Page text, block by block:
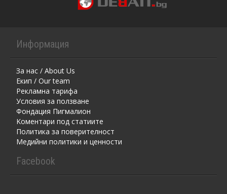
Информация
За нас / About Us
Екип / Our team
Рекламна тарифа
Условия за ползване
Фондация Пигмалион
Kоментaри под статиите
Политика за поверителност
Медийни политики и ценности
Facebook